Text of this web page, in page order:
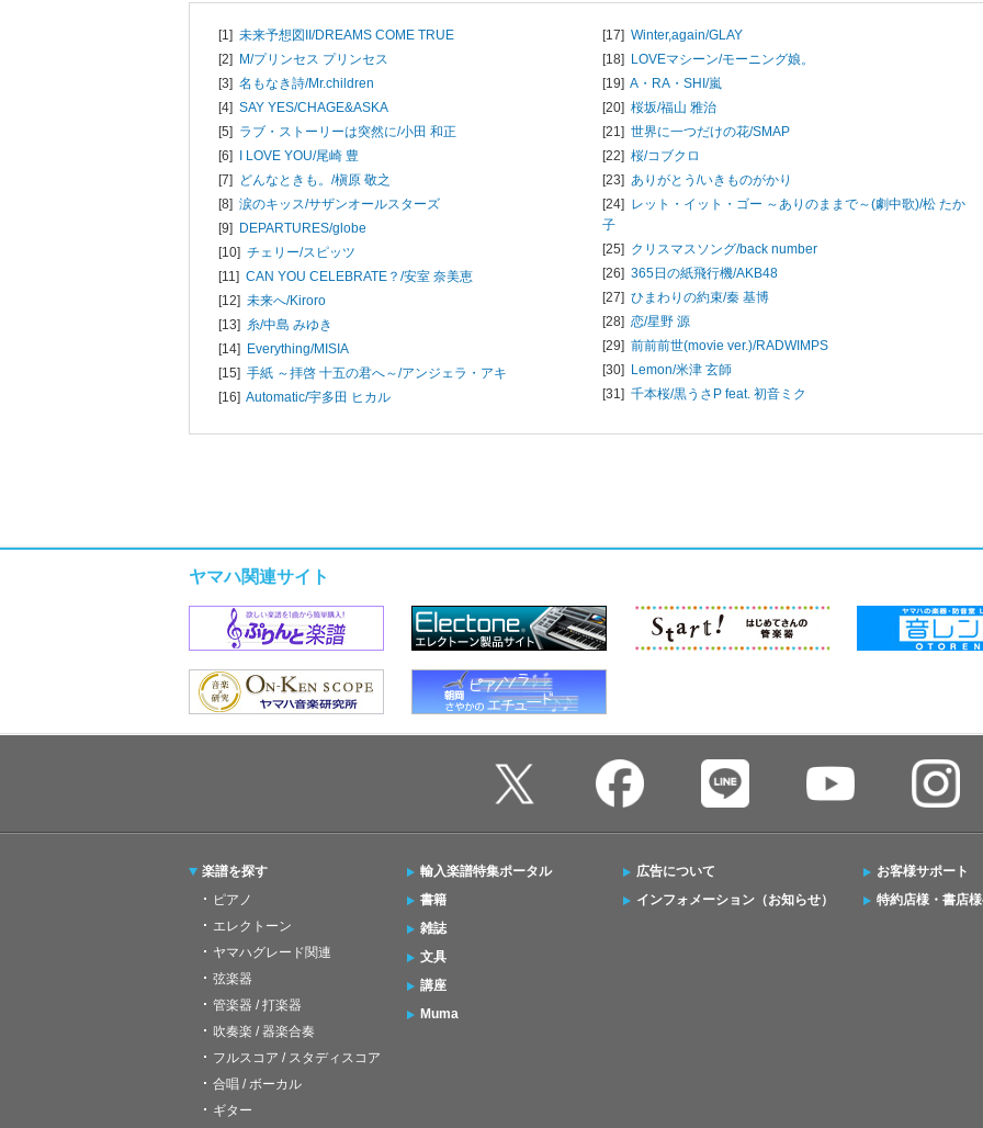
[1] 未来予想図II/DREAMS COME TRUE
[2] M/プリンセス プリンセス
[3] 名もなき詩/Mr.children
[4] SAY YES/CHAGE&ASKA
[5] ラブ・ストーリーは突然に/小田 和正
[6] I LOVE YOU/尾崎 豊
[7] どんなときも。/槇原 敬之
[8] 涙のキッス/サザンオールスターズ
[9] DEPARTURES/globe
[10] チェリー/スピッツ
[11] CAN YOU CELEBRATE？/安室 奈美恵
[12] 未来へ/Kiroro
[13] 糸/中島 みゆき
[14] Everything/MISIA
[15] 手紙 ～拝啓 十五の君へ～/アンジェラ・アキ
[16] Automatic/宇多田 ヒカル
[17] Winter,again/GLAY
[18] LOVEマシーン/モーニング娘。
[19] A・RA・SHI/嵐
[20] 桜坂/福山 雅治
[21] 世界に一つだけの花/SMAP
[22] 桜/コブクロ
[23] ありがとう/いきものがかり
[24] レット・イット・ゴー ～ありのままで～(劇中歌)/松 たか
子
[25] クリスマスソング/back number
[26] 365日の紙飛行機/AKB48
[27] ひまわりの約束/秦 基博
[28] 恋/星野 源
[29] 前前前世(movie ver.)/RADWIMPS
[30] Lemon/米津 玄師
[31] 千本桜/黒うさP feat. 初音ミク
ヤマハ関連サイト
楽譜を探す
ピアノ
エレクトーン
ヤマハグレード関連
弦楽器
管楽器 / 打楽器
吹奏楽 / 器楽合奏
フルスコア / スタディスコア
合唱 / ボーカル
ギター
輸入楽譜特集ポータル
書籍
雑誌
文具
講座
Muma
広告について
インフォメーション（お知らせ）
お客様サポート
特約店様・書店